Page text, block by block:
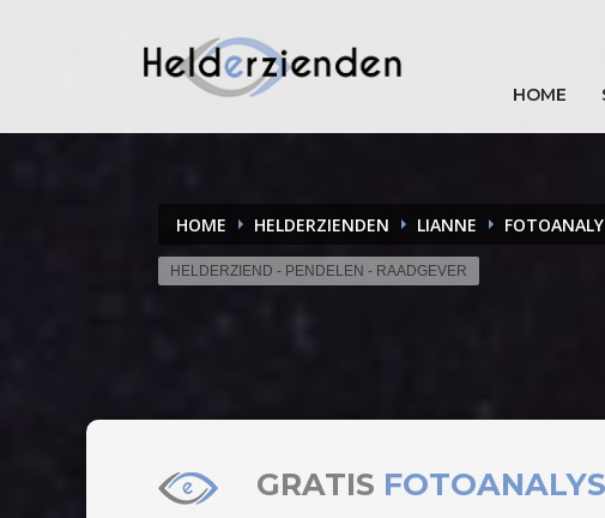
HOME
HOME HELDERZIENDEN LIANNE
HELDERZIEND - PENDELEN - RAADGEVER
GRATIS